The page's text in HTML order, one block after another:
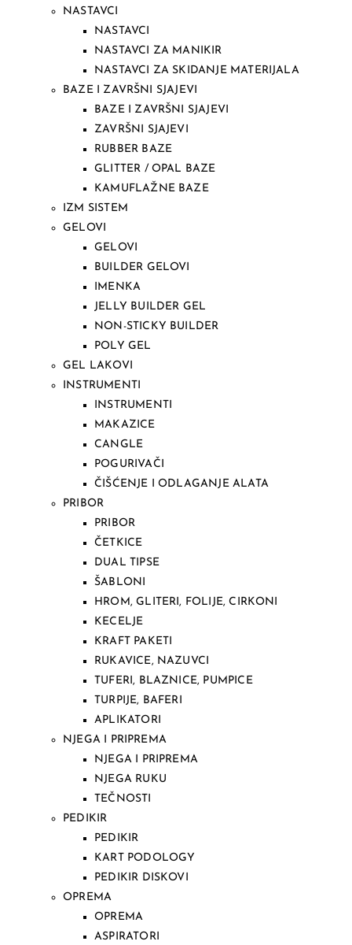
NASTAVCI
NASTAVCI
NASTAVCI ZA MANIKIR
NASTAVCI ZA SKIDANJE MATERIJALA
BAZE I ZAVRŠNI SJAJEVI
BAZE I ZAVRŠNI SJAJEVI
ZAVRŠNI SJAJEVI
RUBBER BAZE
GLITTER / OPAL BAZE
KAMUFLAŽNE BAZE
IZM SISTEM
GELOVI
GELOVI
BUILDER GELOVI
IMENKA
JELLY BUILDER GEL
NON-STICKY BUILDER
POLY GEL
GEL LAKOVI
INSTRUMENTI
INSTRUMENTI
MAKAZICE
CANGLE
POGURIVAČI
ČIŠĆENJE I ODLAGANJE ALATA
PRIBOR
PRIBOR
ČETKICE
DUAL TIPSE
ŠABLONI
HROM, GLITERI, FOLIJE, CIRKONI
KECELJE
KRAFT PAKETI
RUKAVICE, NAZUVCI
TUFERI, BLAZNICE, PUMPICE
TURPIJE, BAFERI
APLIKATORI
NJEGA I PRIPREMA
NJEGA I PRIPREMA
NJEGA RUKU
TEČNOSTI
PEDIKIR
PEDIKIR
KART PODOLOGY
PEDIKIR DISKOVI
OPREMA
OPREMA
ASPIRATORI